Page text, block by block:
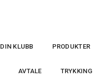
KLUBB PRODUKTER
AVTALE TRYKKING